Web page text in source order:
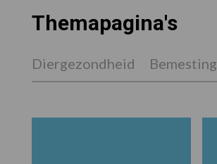
Themapagina's
Diergezondheid Bemesting